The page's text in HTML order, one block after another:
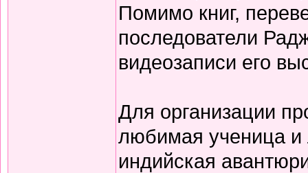
Помимо книг,
последователи
видеозаписи его
Для организации
любимая ученица
индийская